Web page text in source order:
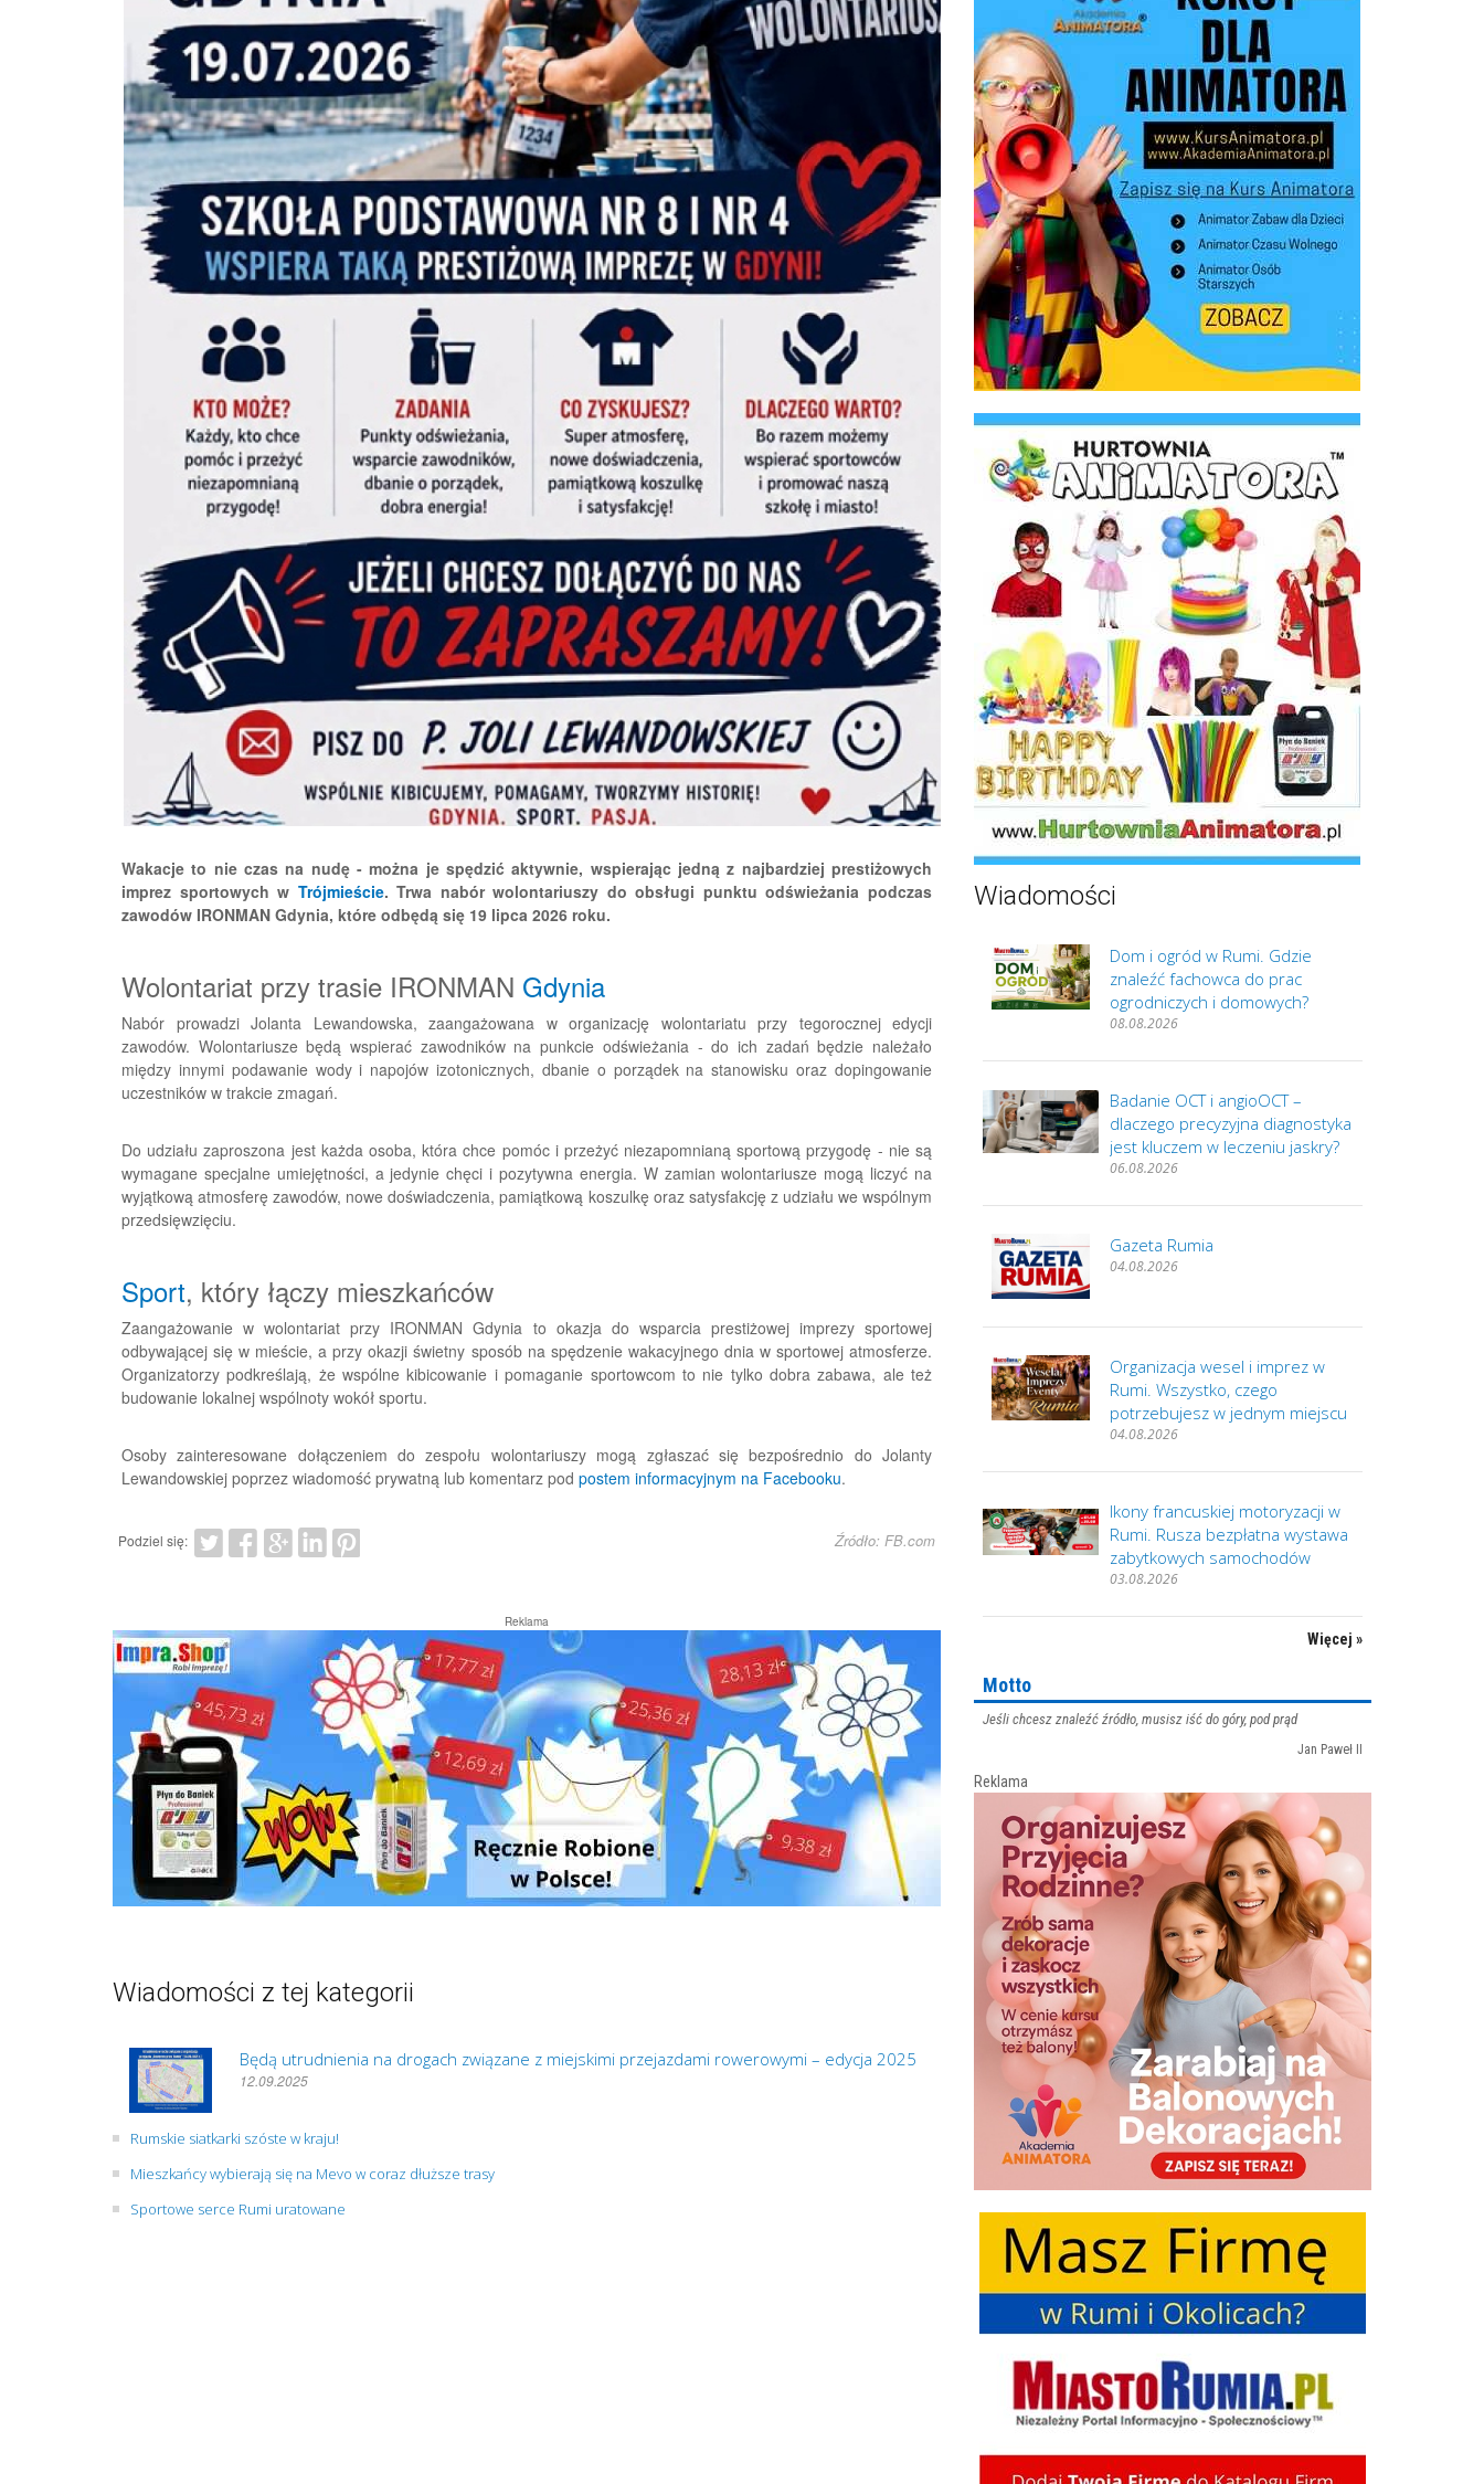
Wakacje to nie czas na nudę - można je spędzić aktywnie, wspierając jedną z najbardziej prestiżowych
imprez sportowych w Trójmieście. Trwa nabór wolontariuszy do obsługi punktu odświeżania podczas
zawodów IRONMAN Gdynia, które odbędą się 19 lipca 2026 roku.
Wolontariat przy trasie IRONMAN Gdynia
Nabór prowadzi Jolanta Lewandowska, zaangażowana w organizację wolontariatu przy tegorocznej edycji
zawodów. Wolontariusze będą wspierać zawodników na punkcie odświeżania - do ich zadań będzie należało
między innymi podawanie wody i napojów izotonicznych, dbanie o porządek na stanowisku oraz dopingowanie
uczestników w trakcie zmagań.
Do udziału zaproszona jest każda osoba, która chce pomóc i przeżyć niezapomnianą sportową przygodę - nie są
wymagane specjalne umiejętności, a jedynie chęci i pozytywna energia. W zamian wolontariusze mogą liczyć na
wyjątkową atmosferę zawodów, nowe doświadczenia, pamiątkową koszulkę oraz satysfakcję z udziału we wspólnym
przedsięwzięciu.
Sport, który łączy mieszkańców
Zaangażowanie w wolontariat przy IRONMAN Gdynia to okazja do wsparcia prestiżowej imprezy sportowej
odbywającej się w mieście, a przy okazji świetny sposób na spędzenie wakacyjnego dnia w sportowej atmosferze.
Organizatorzy podkreślają, że wspólne kibicowanie i pomaganie sportowcom to nie tylko dobra zabawa, ale też
budowanie lokalnej wspólnoty wokół sportu.
Osoby zainteresowane dołączeniem do zespołu wolontariuszy mogą zgłaszać się bezpośrednio do Jolanty
Lewandowskiej poprzez wiadomość prywatną lub komentarz pod postem informacyjnym na Facebooku.
Podziel się: Źródło: FB.com
Reklama
Wiadomości z tej kategorii
Będą utrudnienia na drogach związane z miejskimi przejazdami rowerowymi – edycja 2025
12.09.2025
Rumskie siatkarki szóste w kraju!
Mieszkańcy wybierają się na Mevo w coraz dłuższe trasy
Sportowe serce Rumi uratowane
Wiadomości
Dom i ogród w Rumi. Gdzie
znaleźć fachowca do prac
ogrodniczych i domowych?
08.08.2026
Badanie OCT i angioOCT –
dlaczego precyzyjna diagnostyka
jest kluczem w leczeniu jaskry?
06.08.2026
Gazeta Rumia
04.08.2026
Organizacja wesel i imprez w
Rumi. Wszystko, czego
potrzebujesz w jednym miejscu
04.08.2026
Ikony francuskiej motoryzacji w
Rumi. Rusza bezpłatna wystawa
zabytkowych samochodów
03.08.2026
Więcej »
Motto
Jeśli chcesz znaleźć źródło, musisz iść do góry, pod prąd
Jan Paweł II
Reklama